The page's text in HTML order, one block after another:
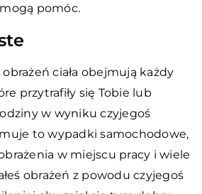
pomóc.
ciała obejmują każdy
przytrafiły się Tobie lub
w wyniku czyjegoś
to wypadki samochodowe,
w miejscu pracy i wiele
obrażeń z powodu czyjegoś